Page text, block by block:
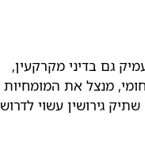
גם בדיני מקרקעין,
מנצל את המומחיות
גירושין עשוי לדרוש